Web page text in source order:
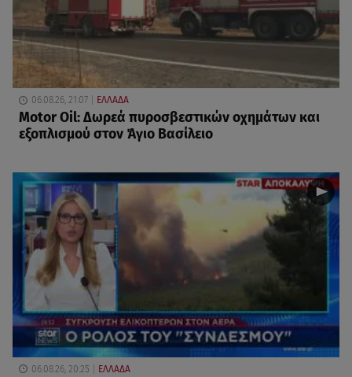
06.08.26, 21:07 ΕΛΛΑΔΑ
Motor Oil: Δωρεά πυροσβεστικών οχημάτων και
εξοπλισμού στον Άγιο Βασίλειο
06.08.26, 20:25 ΕΛΛΑΔΑ